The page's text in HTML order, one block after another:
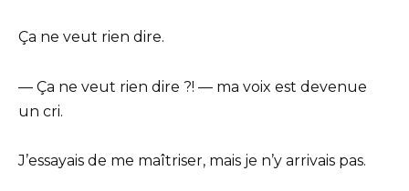
Ça ne veut rien dire.
— Ça ne veut rien dire ?! — ma voix est devenue
un cri.
J’essayais de me maîtriser, mais je n’y arrivais pas.